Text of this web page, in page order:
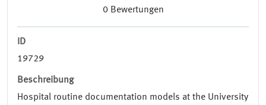
0 Bewertungen
ID
19729
Beschreibung
Hospital routine documentation models at the University